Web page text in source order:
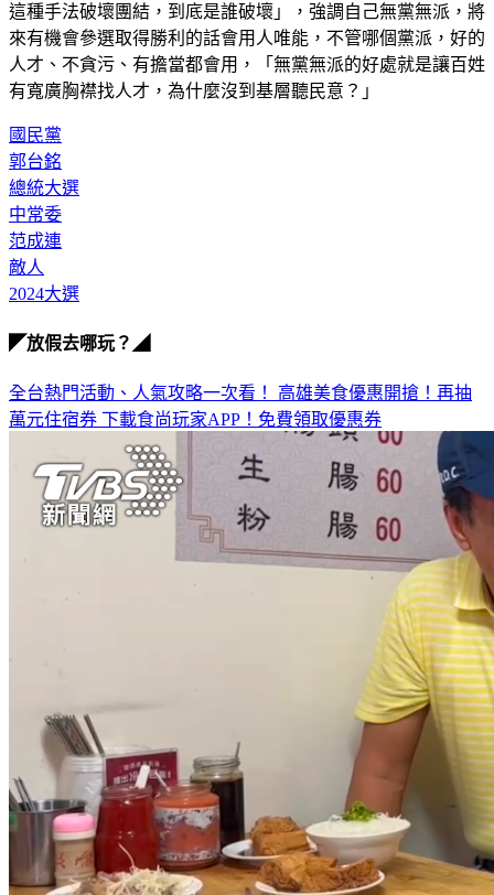
這種手法破壞團結，到底是誰破壞」，強調自己無黨無派，將
來有機會參選取得勝利的話會用人唯能，不管哪個黨派，好的
人才、不貪污、有擔當都會用，「無黨無派的好處就是讓百姓
有寬廣胸襟找人才，為什麼沒到基層聽民意？」
國民黨
郭台銘
總統大選
中常委
范成連
敵人
2024大選
◤放假去哪玩？◢
全台熱門活動、人氣攻略一次看！ 高雄美食優惠開搶！再抽
萬元住宿券 下載食尚玩家APP！免費領取優惠券